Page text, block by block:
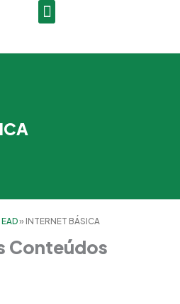
» INTERNET BÁSICA
Conteúdos